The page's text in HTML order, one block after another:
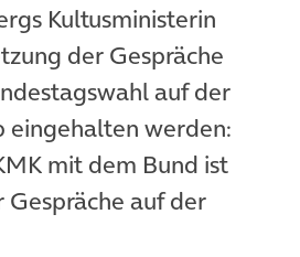
Kultusministerin
der Gespräche
auf der
eingehalten werden:
mit dem Bund ist
auf der